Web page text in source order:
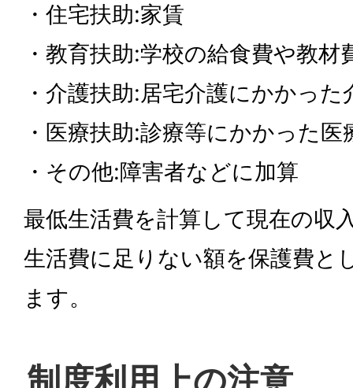
・住宅扶助:家賃
・教育扶助:学校の給食費や教材
・介護扶助:居宅介護にかかっ
・医療扶助:診療等にかかった
・その他:障害者などに加算
最低生活費を計算して現在の収
生活費に足りない額を保護費と
ます。
制度利用上の注意